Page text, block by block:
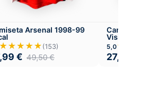
Arsenal 1998-99
★★★★★(153)
€ 49,50€
Camiseta
Visitante
5,0
27,99